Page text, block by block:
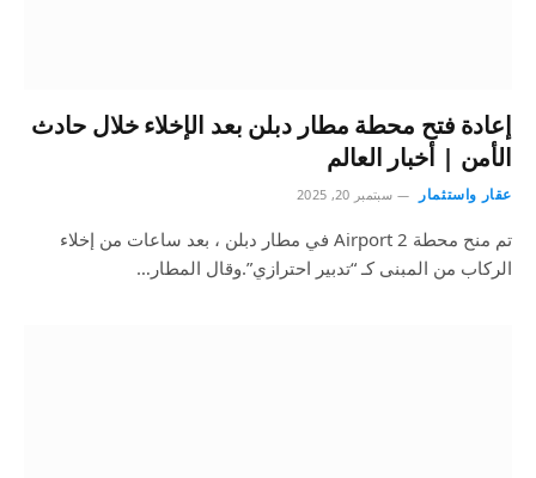
إعادة فتح محطة مطار دبلن بعد الإخلاء خلال حادث
الأمن | أخبار العالم
عقار واستثمار سبتمبر 20, 2025
تم منح محطة Airport 2 في مطار دبلن ، بعد ساعات من إخلاء
الركاب من المبنى كـ “تدبير احترازي”.وقال المطار…